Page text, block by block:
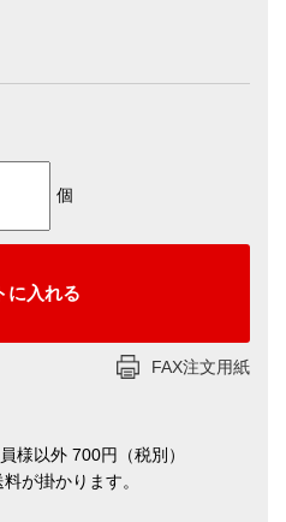
個
FAX注文用紙
様以外 700円（税別）
が掛かります。